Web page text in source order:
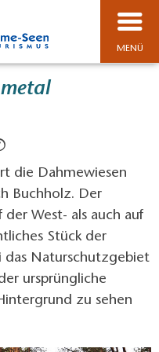
MENÜ
die Dahmewiesen
Buchholz. Der
West- als auch auf
Stück der
das Naturschutzgebiet
ursprüngliche
zu sehen